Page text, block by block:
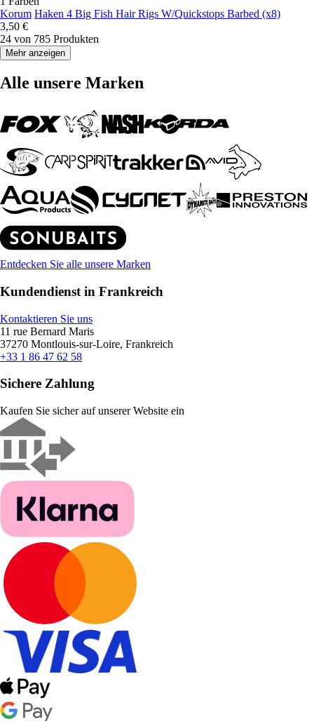
Korum Haken 4 Big Fish Hair Rigs W/Quickstops Barbed (x8)
3,50 €
24 von 785 Produkten
Mehr anzeigen
Alle unsere Marken
Entdecken Sie alle unsere Marken
Kundendienst in Frankreich
Kontaktieren Sie uns
11 rue Bernard Maris
37270 Montlouis-sur-Loire, Frankreich
+33 1 86 47 62 58
Sichere Zahlung
Kaufen Sie sicher auf unserer Website ein